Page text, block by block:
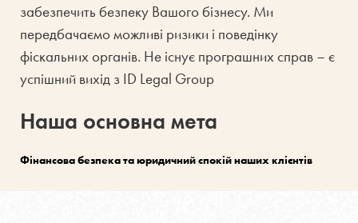
забезпечить безпеку Вашого бізнесу. Ми
передбачаємо можливі ризики і поведінку
фіскальних органів. Не існує програшних справ – є
успішний вихід з ID Legal Group
Наша основна мета
Фінансова безпека та юридичний спокій наших клієнтів